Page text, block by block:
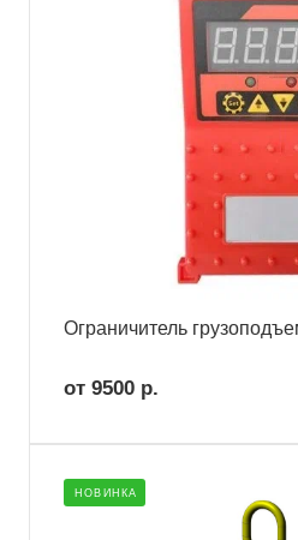
Ограничитель
от 9500 р.
НОВИНКА